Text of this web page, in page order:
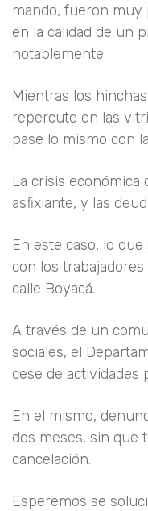
mando, fueron muy
en la calidad de un
notablemente.
Mientras los
repercute en las
pase lo mismo con
La crisis económica
asfixiante, y las
En este caso, lo
con los trabajadores
calle Boyacá.
A través de un
sociales, el
cese de actividades
En el mismo,
dos meses, sin que
cancelación.
Esperemos se